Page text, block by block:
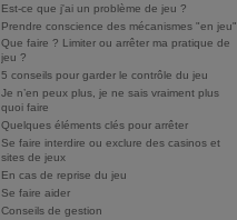
Est-ce que j'ai un problème de jeu ?
Prendre conscience des mécanismes "en jeu"
Que faire ? Limiter ou arrêter ma pratique de
jeu ?
5 conseils pour garder le contrôle du jeu
Je n’en peux plus, je ne sais vraiment plus
quoi faire
Quelques éléments clés pour arrêter
Se faire interdire ou exclure des casinos et
sites de jeux
En cas de reprise du jeu
Se faire aider
Conseils de gestion